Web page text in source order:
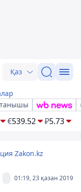
Қаз
€539.52 ₽5.73
Zakon.kz
01:19, 23 қазан 2019